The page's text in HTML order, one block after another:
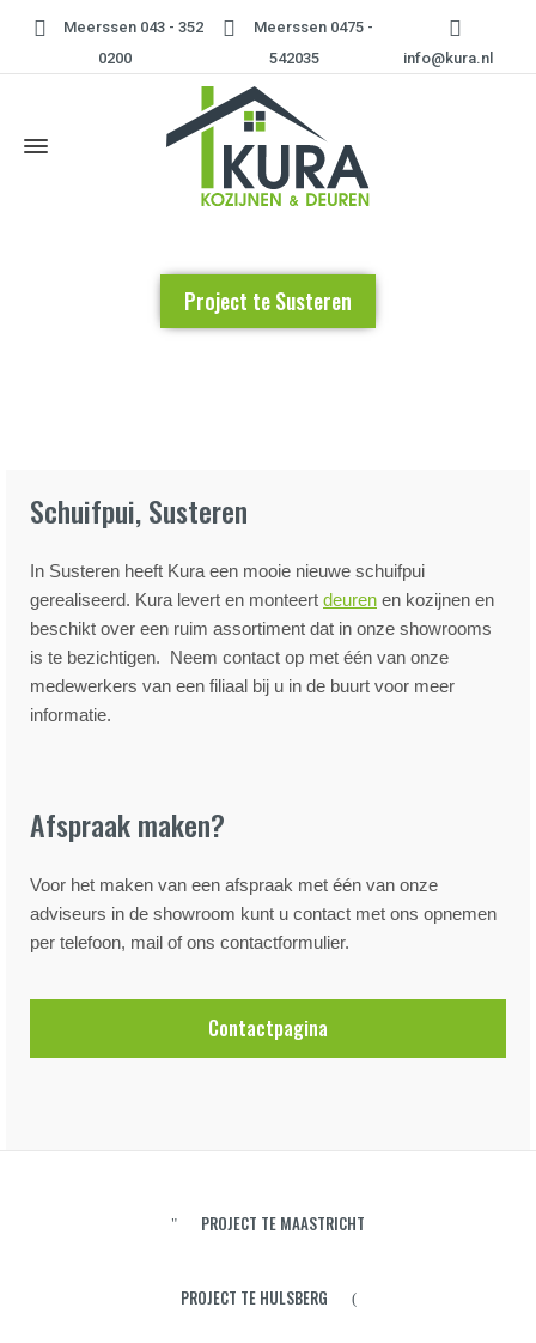
Meerssen 043 - 352
0200
Meerssen 0475 -
542035
info@kura.nl
Project te Susteren
Schuifpui, Susteren
In Susteren heeft Kura een mooie nieuwe schuifpui
gerealiseerd. Kura levert en monteert deuren en kozijnen en
beschikt over een ruim assortiment dat in onze showrooms
is te bezichtigen. Neem contact op met één van onze
medewerkers van een filiaal bij u in de buurt voor meer
informatie.
Afspraak maken?
Voor het maken van een afspraak met één van onze
adviseurs in de showroom kunt u contact met ons opnemen
per telefoon, mail of ons contactformulier.
Contactpagina
PROJECT TE MAASTRICHT
PROJECT TE HULSBERG